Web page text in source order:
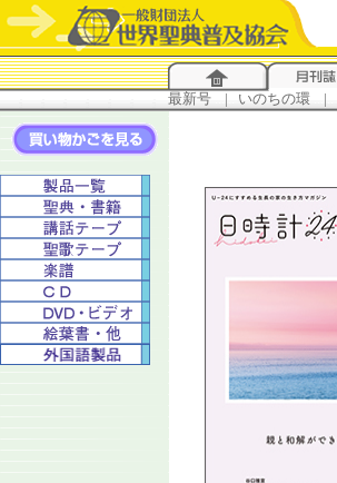
最新号 | いのちの環 |